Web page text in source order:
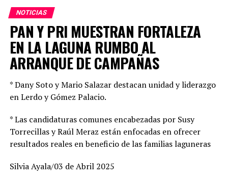
DURANGO, MODELO A SEGUIR EN MATERIA DE SEGURIDAD
NO DEJES DE VER
RETO VIRAL CON “VIAGRA” PUEDE OCASIONAR LA
MUERTE: SSD
NOTICIAS
PAN Y PRI MUESTRAN FORTALEZA
EN LA LAGUNA RUMBO AL
ARRANQUE DE CAMPAÑAS
* Dany Soto y Mario Salazar destacan unidad y liderazgo
en Lerdo y Gómez Palacio.
* Las candidaturas comunes encabezadas por Susy
Torrecillas y Raúl Meraz están enfocadas en ofrecer
resultados reales en beneficio de las familias laguneras
Silvia Ayala/03 de Abril 2025